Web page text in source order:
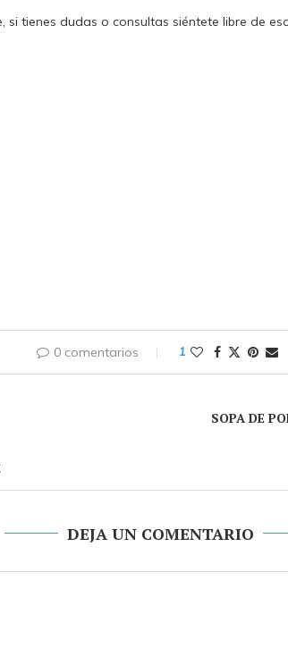
si tienes dudas o consultas siéntete libre de
0 comentarios 1
SOPA DE
DEJA UN COMENTARIO